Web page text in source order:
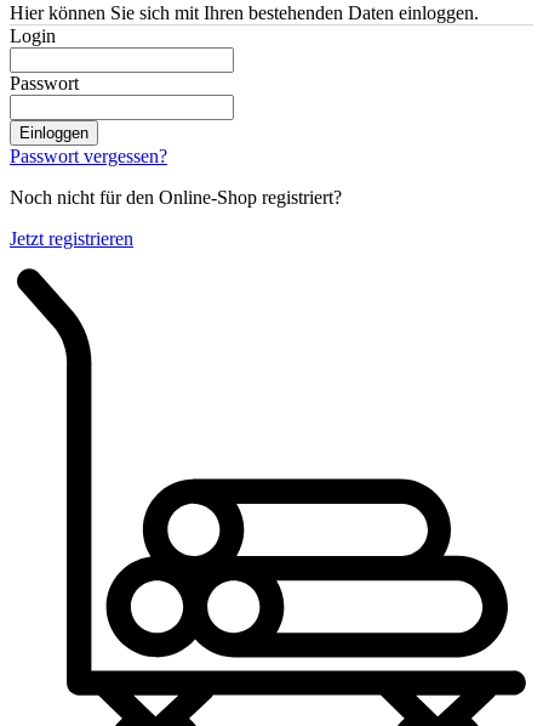
Hier können Sie sich mit Ihren bestehenden Daten einloggen.
Login
Passwort
Einloggen
Passwort vergessen?
Noch nicht für den Online-Shop registriert?
Jetzt registrieren